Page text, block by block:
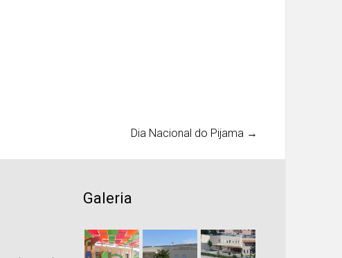
Dia Nacional do Pijama →
Galeria